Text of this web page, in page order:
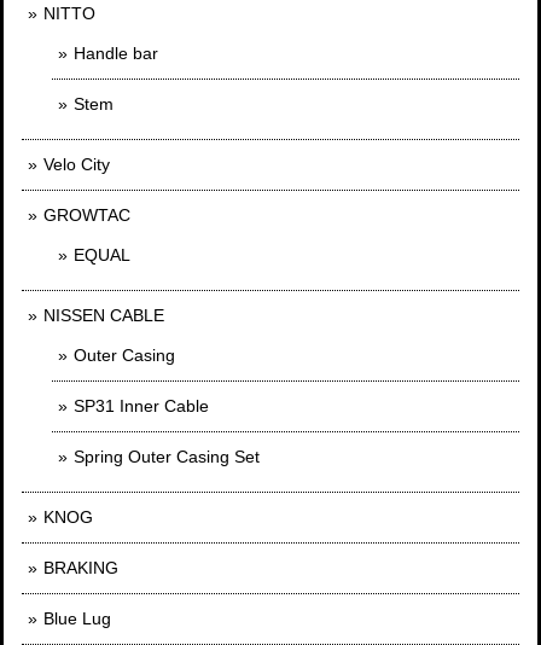
NITTO
Handle bar
Stem
Velo City
GROWTAC
EQUAL
NISSEN CABLE
Outer Casing
SP31 Inner Cable
Spring Outer Casing Set
KNOG
BRAKING
Blue Lug